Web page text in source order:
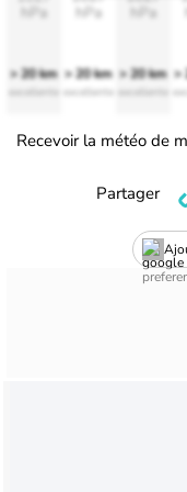
hPa
> 20 km
excellente
hPa
> 20 km
excellente
hPa
> 20 km
excellente
>
Recevoir la météo de
Partager